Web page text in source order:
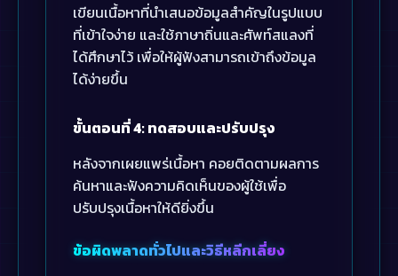
เขียนเนื้อหาที่นำเสนอข้อมูลสำคัญในรูปแบบ
ที่เข้าใจง่าย และใช้ภาษาถิ่นและศัพท์สแลงที่
ได้ศึกษาไว้ เพื่อให้ผู้ฟังสามารถเข้าถึงข้อมูล
ได้ง่ายขึ้น
ขั้นตอนที่ 4: ทดสอบและปรับปรุง
หลังจากเผยแพร่เนื้อหา คอยติดตามผลการ
ค้นหาและฟังความคิดเห็นของผู้ใช้เพื่อ
ปรับปรุงเนื้อหาให้ดียิ่งขึ้น
ข้อผิดพลาดทั่วไปและวิธีหลีกเลี่ยง